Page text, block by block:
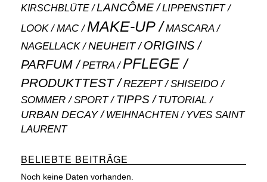
KIRSCHBLÜTE LANCÔME LIPPENSTIFT
LOOK MAC MAKE-UP MASCARA
NAGELLACK NEUHEIT ORIGINS
PARFUM PETRA PFLEGE
PRODUKTTEST REZEPT SHISEIDO
SOMMER SPORT TIPPS TUTORIAL
URBAN DECAY WEIHNACHTEN
YVES SAINT
LAURENT
BELIEBTE BEITRÄGE
Noch keine Daten vorhanden.